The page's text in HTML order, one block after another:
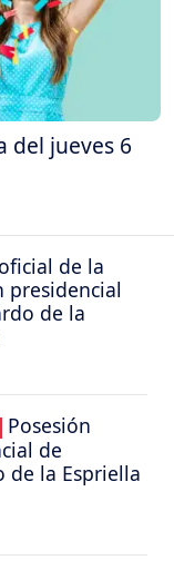
del jueves 6
de la
presidencial
de la
Posesión
de
de la Espriella